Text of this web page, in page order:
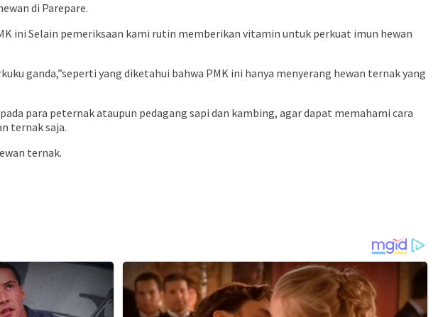
di Parepare.
ini Selain pemeriksaan kami rutin memberikan vitamin untuk perkuat imun hewan
ganda,”seperti yang diketahui bahwa PMK ini hanya menyerang hewan ternak yang
para peternak ataupun pedagang sapi dan kambing, agar dapat memahami cara
ternak saja.
ternak.